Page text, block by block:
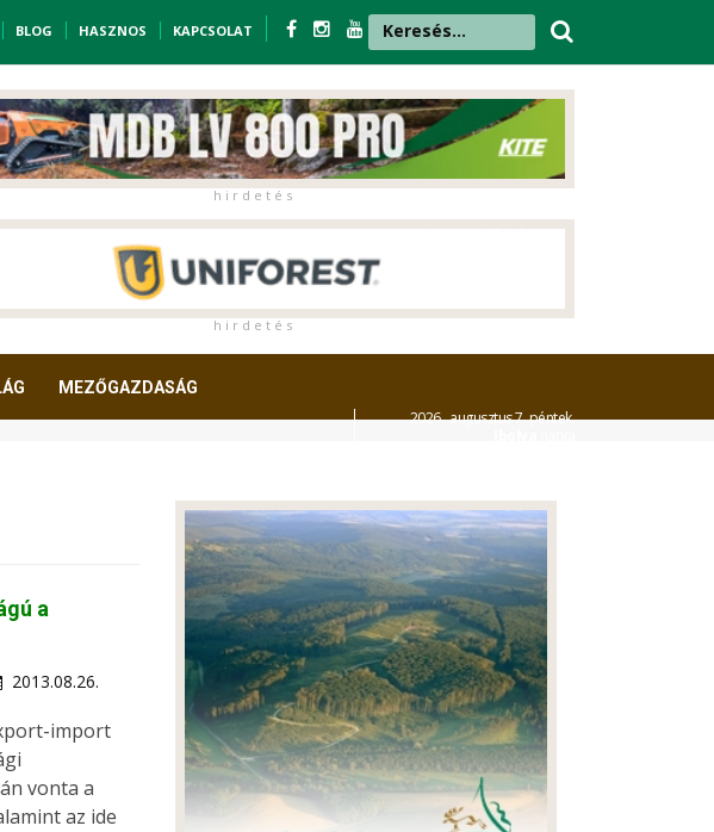
BLOG HASZNOS KAPCSOLAT
h i r d e t é s
h i r d e t é s
MEZŐGAZDASÁG
2026. augusztus 7. péntek,
a
2013.08.26.
import
vonta a
az ide